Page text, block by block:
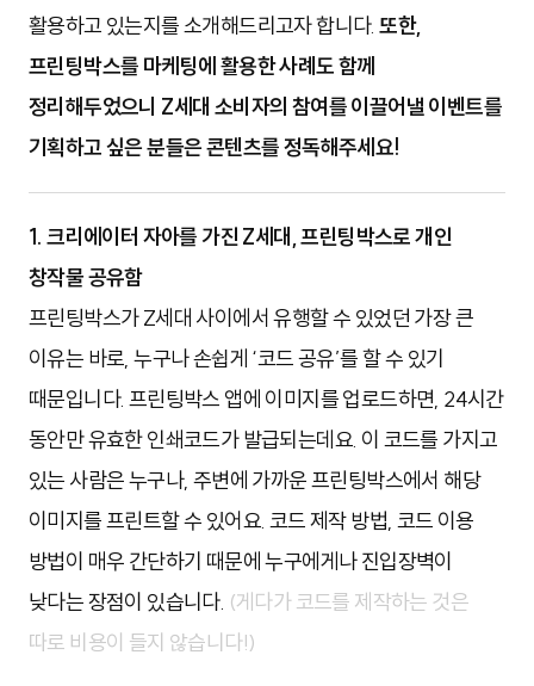
활용하고 있는지를 소개해드리고자 합니다.또한,
프린팅박스를 마케팅에 활용한 사례도 함께
정리해두었으니 Z세대 소비자의 참여를 이끌어낼 이벤트를
기획하고 싶은 분들은 콘텐츠를 정독해주세요!
1. 크리에이터 자아를 가진 Z세대, 프린팅박스로 개인
창작물 공유함
프린팅박스가 Z세대 사이에서 유행할 수 있었던 가장 큰
이유는 바로, 누구나 손쉽게 ‘코드 공유’를 할 수 있기
때문입니다. 프린팅박스 앱에 이미지를 업로드하면, 24시간
동안만 유효한 인쇄코드가 발급되는데요. 이 코드를 가지고
있는 사람은 누구나, 주변에 가까운 프린팅박스에서 해당
이미지를 프린트할 수 있어요. 코드 제작 방법, 코드 이용
방법이 매우 간단하기 때문에 누구에게나 진입장벽이
낮다는 장점이 있습니다. (게다가 코드를 제작하는 것은
따로 비용이 들지 않습니다!)